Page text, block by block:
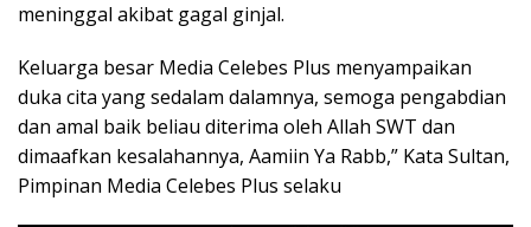
meninggal akibat gagal ginjal.
Keluarga besar Media Celebes Plus menyampaikan
duka cita yang sedalam dalamnya, semoga pengabdian
dan amal baik beliau diterima oleh Allah SWT dan
dimaafkan kesalahannya, Aamiin Ya Rabb,” Kata Sultan,
Pimpinan Media Celebes Plus selaku